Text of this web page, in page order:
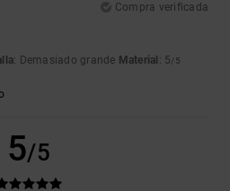
Compra verificada
: Demasiado grande Material : 5/5
5/5